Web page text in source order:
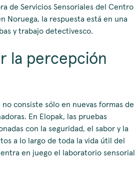
de Servicios Sensoriales del Centro
Noruega, la respuesta está en una
y trabajo detectivesco.
la percepción
no consiste sólo en nuevas formas de
En Elopak, las pruebas
con la seguridad, el sabor y la
a lo largo de toda la vida útil del
en juego el laboratorio sensorial